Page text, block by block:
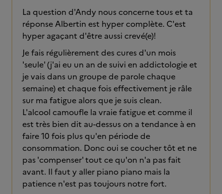
La question d'Andy nous concerne tous et ta
réponse Albertin est hyper complète. C'est
hyper agaçant d'être aussi crevé(e)!
Je fais régulièrement des cures d'un mois
'seule' (j'ai eu un an de suivi en addictologie et
je vais dans un groupe de parole chaque
semaine) et chaque fois effectivement je râle
sur ma fatigue alors que je suis clean.
L'alcool camoufle la vraie fatigue et comme il
est très bien dit au-dessus on a tendance à en
faire 10 fois plus qu'en période de
consommation. Donc oui se coucher tôt et ne
pas 'compenser' tout ce qu'on n'a pas fait
avant. Il faut y aller piano piano mais la
patience n'est pas toujours notre fort.